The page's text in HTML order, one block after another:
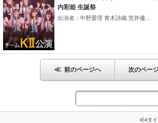
内彩姫 生誕祭
出演者：中野愛理 青木詩織 荒井優...
≪ 前のページへ 次のペー
454タ